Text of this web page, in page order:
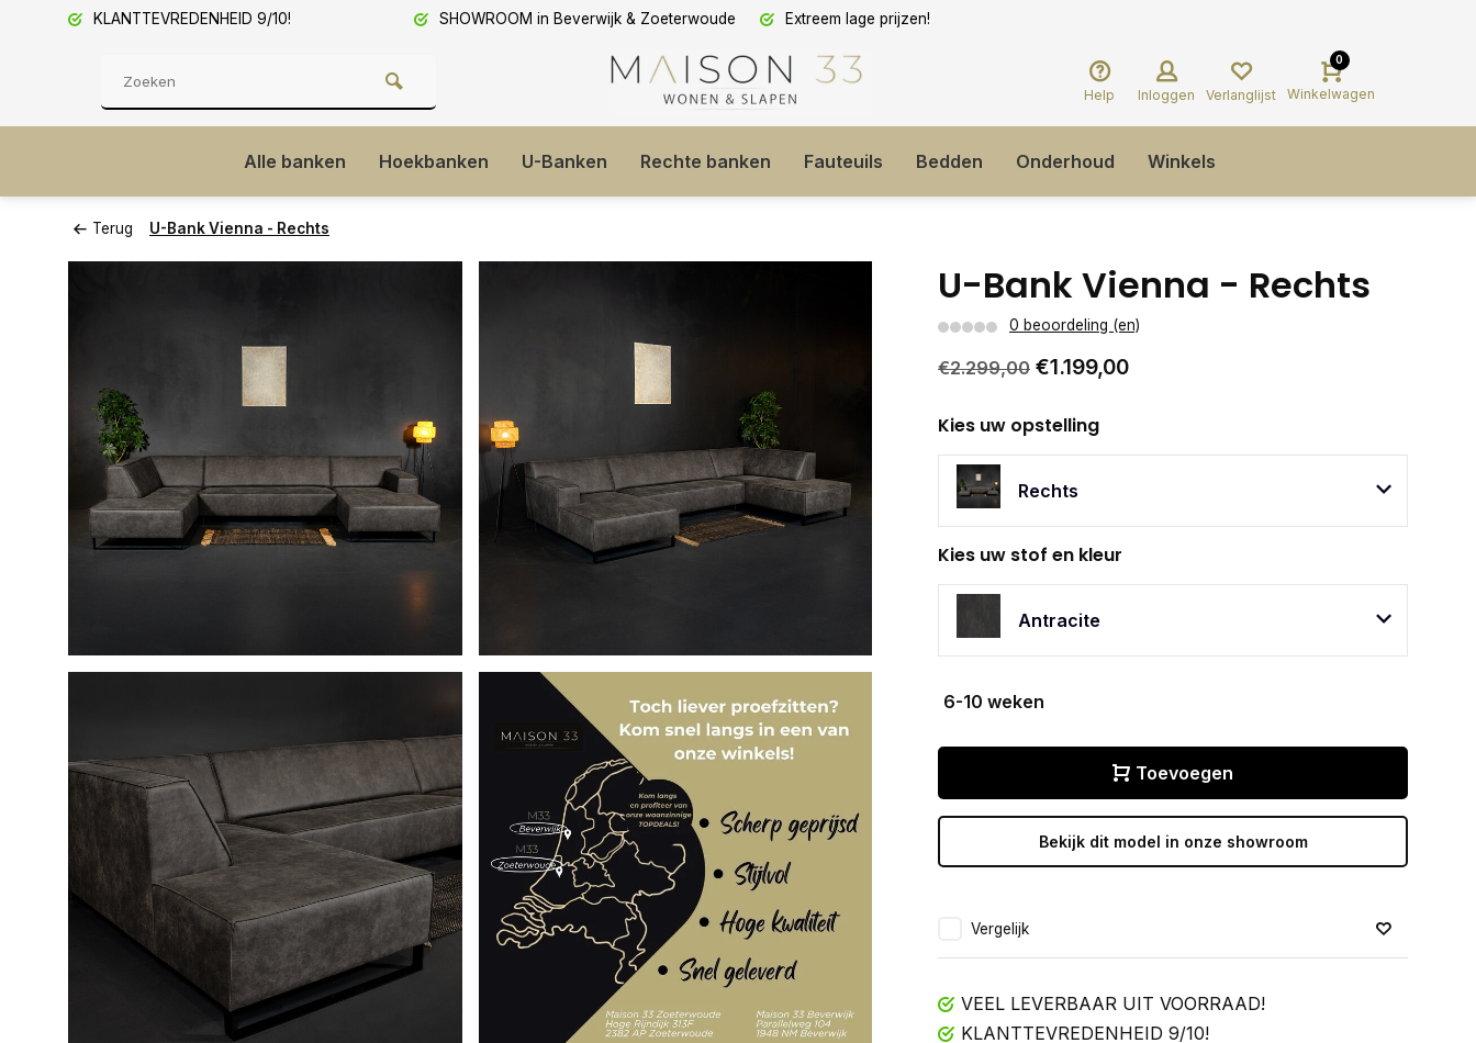
KLANTTEVREDENHEID 9/10! SHOWROOM in Beverwijk & Zoeterwoude Extreem lage prijzen!
Help Inloggen Verlanglijst
0
Winkelwagen
Alle banken Hoekbanken U-Banken Rechte banken Fauteuils Bedden Onderhoud Winkels
Terug U-Bank Vienna - Rechts
U-Bank Vienna - Rechts
0 beoordeling (en)
€2.299,00 €1.199,00
Kies uw opstelling
Rechts
Kies uw stof en kleur
Antracite
6-10 weken
Toevoegen
Bekijk dit model in onze showroom
Vergelijk
VEEL LEVERBAAR UIT VOORRAAD!
KLANTTEVREDENHEID 9/10!